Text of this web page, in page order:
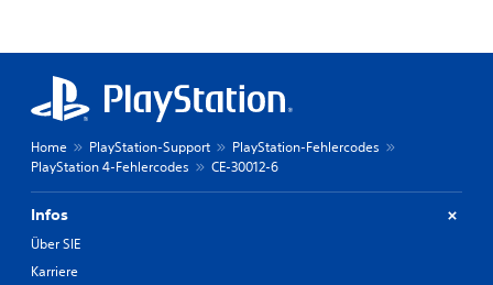
Home PlayStation-Support
PlayStation-Fehlercodes
PlayStation 4-Fehlercodes
CE-30012-6
Infos
Über SIE
Karriere